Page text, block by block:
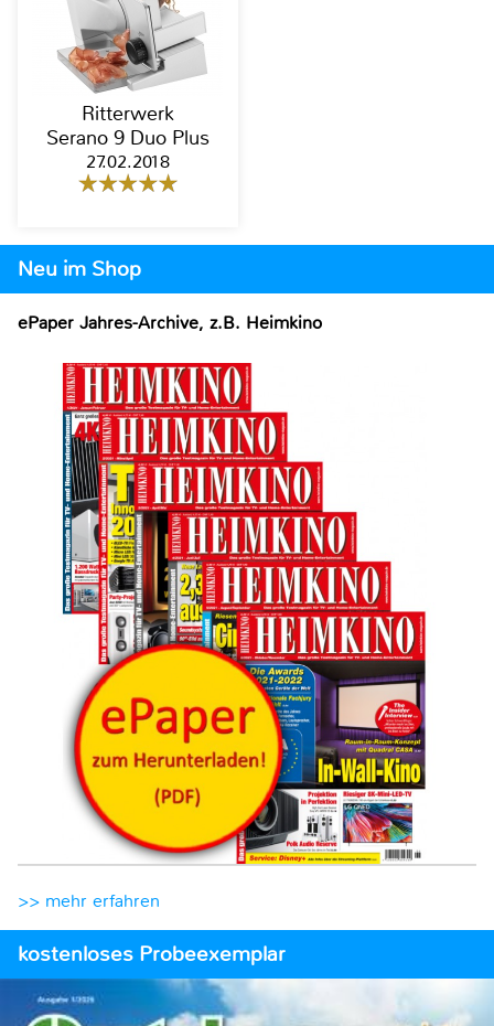
Ritterwerk
Serano 9 Duo Plus
27.02.2018
Neu im Shop
ePaper Jahres-Archive, z.B. Heimkino
>> mehr erfahren
kostenloses Probeexemplar